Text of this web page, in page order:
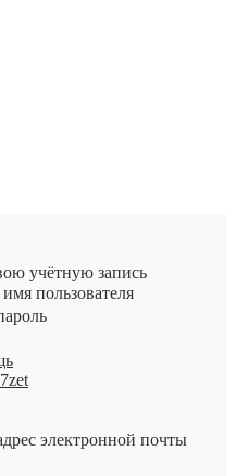
учётную запись
пользователя
электронной почты